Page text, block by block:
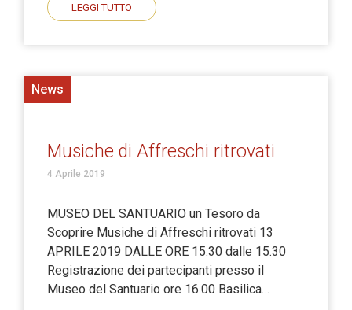
LEGGI TUTTO
News
Musiche di Affreschi ritrovati
4 Aprile 2019
MUSEO DEL SANTUARIO un Tesoro da
Scoprire Musiche di Affreschi ritrovati 13
APRILE 2019 DALLE ORE 15.30 dalle 15.30
Registrazione dei partecipanti presso il
Museo del Santuario ore 16.00 Basilica…